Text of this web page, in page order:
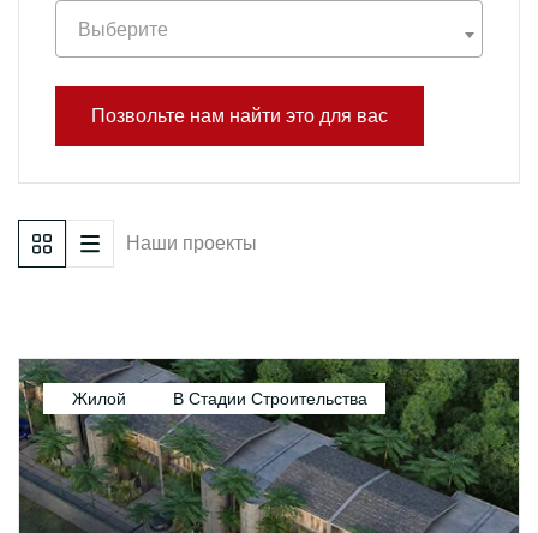
Выберите
Позвольте нам найти это для вас
Наши проекты
Жилой В Стадии Строительства